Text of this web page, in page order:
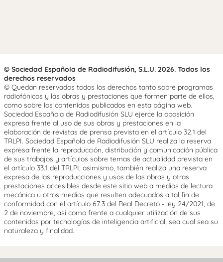
© Sociedad Española de Radiodifusión, S.L.U. 2026. Todos los
derechos reservados
© Quedan reservados todos los derechos tanto sobre programas
radiofónicos y las obras y prestaciones que formen parte de ellos,
como sobre los contenidos publicados en esta página web.
Sociedad Española de Radiodifusión SLU ejerce la oposición
expresa frente al uso de sus obras y prestaciones en la
elaboración de revistas de prensa prevista en el artículo 32.1 del
TRLPI. Sociedad Española de Radiodifusión SLU realiza la reserva
expresa frente la reproducción, distribución y comunicación pública
de sus trabajos y artículos sobre temas de actualidad prevista en
el artículo 33.1 del TRLPI, asimismo, también realiza una reserva
expresa de las reproducciones y usos de las obras y otras
prestaciones accesibles desde este sitio web a medios de lectura
mecánica u otros medios que resulten adecuados a tal fin de
conformidad con el artículo 67.3 del Real Decreto - ley 24/2021, de
2 de noviembre, así como frente a cualquier utilización de sus
contenidos por tecnologías de inteligencia artificial, sea cual sea su
naturaleza y finalidad.